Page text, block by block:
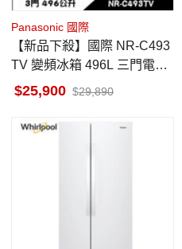
Panasonic 國際
【新品下殺】國際 NR-C493
TV 變頻冰箱 496L 三門電冰
箱 無邊框鋼板 一級能源 晶漾
25,900 29,890